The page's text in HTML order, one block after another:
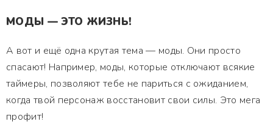
МОДЫ — ЭТО ЖИЗНЬ!
А вот и ещё одна крутая тема — моды. Они просто
спасают! Например, моды, которые отключают всякие
таймеры, позволяют тебе не париться с ожиданием,
когда твой персонаж восстановит свои силы. Это мега
профит!